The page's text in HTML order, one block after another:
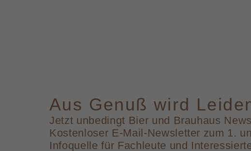
Aus Genuß wird
Jetzt unbedingt Bier und Brauhaus
Kostenloser E-Mail-Newsletter zum 1.
Infoquelle für Fachleute und